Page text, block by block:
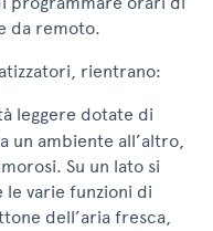
da remoto.
rientrano:
leggere dotate di
un ambiente all’altro,
Su un lato si
varie funzioni di
dell’aria fresca,